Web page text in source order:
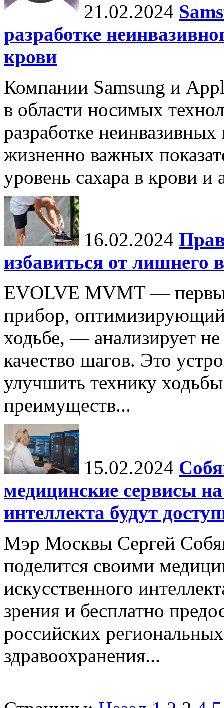
21.02.2024
разработке
крови
Компании Samsung и
в области носимых
разработке
жизненно важных
уровень сахара в крови и
16.02.2024
избавиться от лишнего
EVOLVE MVMT —
прибор,
ходьбе, — анализирует
качество шагов. Это
улучшить технику
преимуществ...
15.02.2024
медицинские сервисы
интеллекта будут
Мэр Москвы Сергей
поделится своими
искусственного
зрения и бесплатно
российских
здравоохранения...